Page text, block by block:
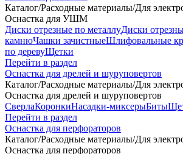
Каталог/Расходные материалы/Для
Оснастка для УШМ
Диски отрезные по металлуДиски
камнюЧашки зачистныеШлифовальные
по деревуЩетки
Перейти в раздел
Оснастка для дрелей и шуруповертов
Каталог/Расходные материалы/Для
Оснастка для дрелей и шуруповертов
СверлаКоронкиНасадки-миксерыБиты
Перейти в раздел
Оснастка для перфораторов
Каталог/Расходные материалы/Для
Оснастка для перфораторов